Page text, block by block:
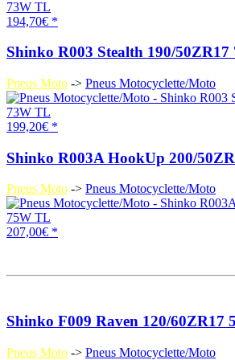
194,70€ *
Shinko R003 Stealth 190/
Pneus Moto -> Pneus Motocyclette/Moto
199,20€ *
Shinko R003A HookUp 200/
Pneus Moto -> Pneus Motocyclette/Moto
207,00€ *
Shinko F009 Raven 120/60ZR17
Pneus Moto -> Pneus Motocyclette/Moto